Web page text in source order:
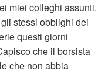
miei colleghi assunti.
stessi obblighi dei
questi giorni
che il borsista
che non abbia